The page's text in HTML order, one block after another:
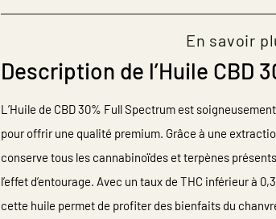
En savoir
Description de l’Huile CBD
L’Huile de CBD 30% Full Spectrum est
pour offrir une qualité premium. Grâce à une
conserve tous les cannabinoïdes et terpènes
l’effet d’entourage. Avec un taux de THC inférieur à
cette huile permet de profiter des bienfaits du